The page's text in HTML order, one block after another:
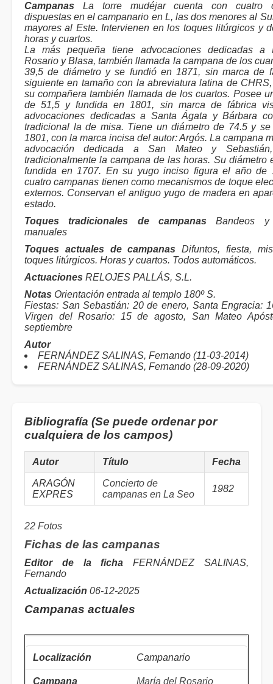
Campanas La torre mudéjar cuenta con cuatro
dispuestas en el campanario en L, las dos menores al
mayores al Este. Intervienen en los toques litúrgicos y
horas y cuartos.
La más pequeña tiene advocaciones dedicadas a
Rosario y Blasa, también llamada la campana de los
39,5 de diámetro y se fundió en 1871, sin marca de
siguiente en tamaño con la abreviatura latina de
su compañera también llamada de los cuartos. Posee
de 51,5 y fundida en 1801, sin marca de fábrica
advocaciones dedicadas a Santa Ágata y Bárbara
tradicional la de misa. Tiene un diámetro de 74.5 y
1801, con la marca incisa del autor: Argós. La campana
advocación dedicada a San Mateo y
tradicionalmente la campana de las horas. Su diámetro
fundida en 1707. En su yugo inciso figura el año de
cuatro campanas tienen como mecanismos de toque
externos. Conservan el antiguo yugo de madera en
estado.
Toques tradicionales de campanas Bandeos y
manuales
Toques actuales de campanas Difuntos, fiesta,
toques litúrgicos. Horas y cuartos. Todos automáticos.
Actuaciones RELOJES PALLÁS, S.L.
Notas Orientación entrada al templo 180º S.
Fiestas: San Sebastián: 20 de enero, Santa Engracia:
Virgen del Rosario: 15 de agosto, San Mateo
septiembre
Autor
FERNÁNDEZ SALINAS, Fernando (11-03-2014)
FERNÁNDEZ SALINAS, Fernando (28-09-2020)
Bibliografía (Se puede ordenar por
cualquiera de los campos)
Autor Título Fecha
ARAGÓN
EXPRES
Concierto de
campanas en La Seo
1982
22 Fotos
Fichas de las campanas
Editor de la ficha FERNÁNDEZ SALINAS,
Fernando
Actualización 06-12-2025
Campanas actuales
Campanario
María del Rosario